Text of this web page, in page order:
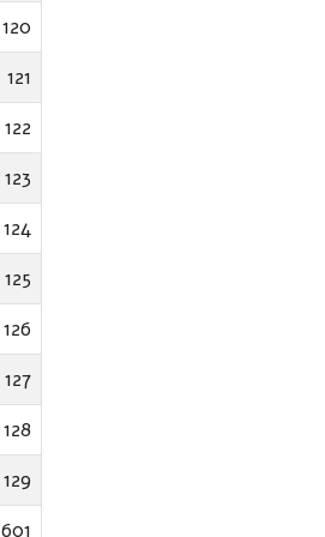
120
121
122
123
124
125
126
127
128
129
601